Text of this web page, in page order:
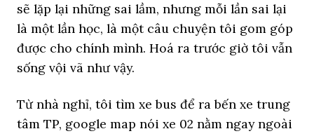
sẽ lặp lại những sai lầm, nhưng mỗi lần sai lại
là một lần học, là một câu chuyện tôi gom góp
được cho chính mình. Hoá ra trước giờ tôi vẫn
sống vội vã như vậy.
Từ nhà nghỉ, tôi tìm xe bus để ra bến xe trung
tâm TP, google map nói xe 02 nằm ngay ngoài